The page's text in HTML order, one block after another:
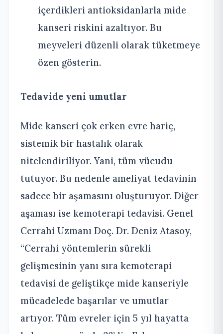
içerdikleri antioksidanlarla mide
kanseri riskini azaltıyor. Bu
meyveleri düzenli olarak tüketmeye
özen gösterin.
Tedavide yeni umutlar
Mide kanseri çok erken evre hariç,
sistemik bir hastalık olarak
nitelendiriliyor. Yani, tüm vücudu
tutuyor. Bu nedenle ameliyat tedavinin
sadece bir aşamasını oluşturuyor. Diğer
aşaması ise kemoterapi tedavisi. Genel
Cerrahi Uzmanı Doç. Dr. Deniz Atasoy,
“Cerrahi yöntemlerin sürekli
gelişmesinin yanı sıra kemoterapi
tedavisi de geliştikçe mide kanseriyle
mücadelede başarılar ve umutlar
artıyor. Tüm evreler için 5 yıl hayatta